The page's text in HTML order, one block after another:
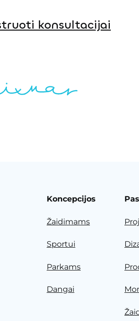
konsultacijai
Koncepcijos
Žaidimams
Sportui
Parkams
Dangai